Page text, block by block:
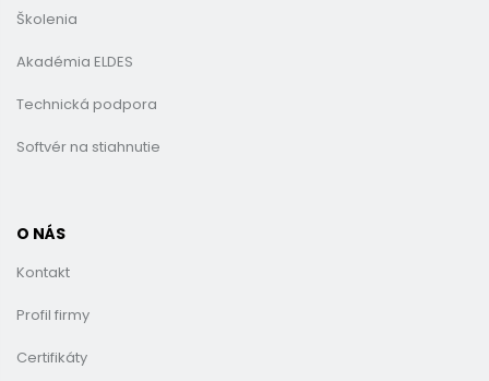
Školenia
Akadémia ELDES
Technická podpora
Softvér na stiahnutie
O NÁS
Kontakt
Profil firmy
Certifikáty